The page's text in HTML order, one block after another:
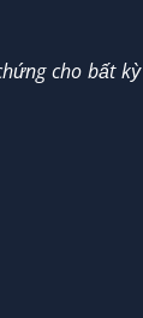
cho bất kỳ